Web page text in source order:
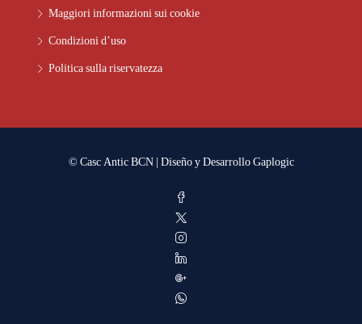
Maggiori informazioni sui cookie
Condizioni d’uso
Politica sulla riservatezza
© Casc Antic BCN | Diseño y DesarrolloGaplogic